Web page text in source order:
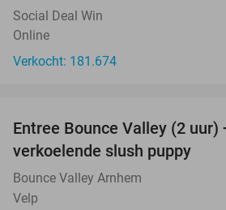
Social Deal Win
Online
Verkocht: 181.674
Entree Bounce Valley (2 uur)
verkoelende slush puppy
Bounce Valley Arnhem
Velp